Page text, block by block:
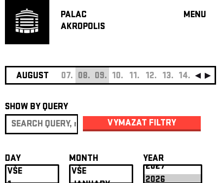
PALAC
AKROPOLIS
MENU
JAZZ
THEATRE
OFF
ABOUT
PROJECTS
AUGUST 07. 08. 09. 10. 11. 12. 13. 14. 15.
SHOW BY QUERY
VYMAZAT FILTRY
DAY MONTH YEAR